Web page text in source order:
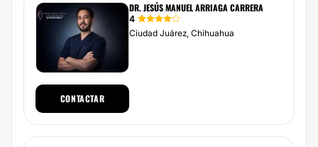
DR. JESÚS MANUEL ARRIAGA CARRERA
4
Ciudad Juárez, Chihuahua
CONTACTAR